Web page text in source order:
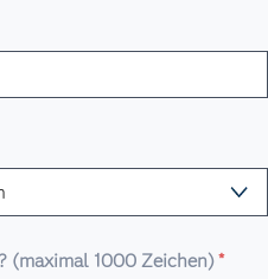
(maximal 1000 Zeichen)*